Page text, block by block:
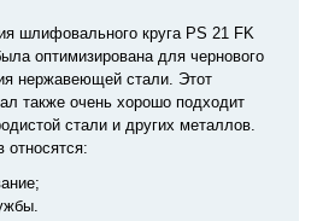
шлифовального круга PS 21 FK
оптимизирована для чернового
нержавеющей стали. Этот
также очень хорошо подходит
стали и других металлов.
относятся: